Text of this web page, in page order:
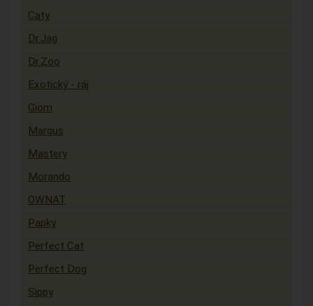
Caty
Dr.Jag
Dr.Zoo
Exotický - ráj
Giom
Margus
Mastery
Morando
OWNAT
Papky
Perfect Cat
Perfect Dog
Sippy